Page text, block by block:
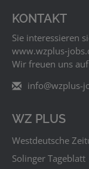
Kaarst zu einem
ist Kaarst in
KONTAKT
Sie interessieren
Wir freuen uns
info@wzplus-
WZ PLUS
Westdeutsche
Solinger Tageblatt